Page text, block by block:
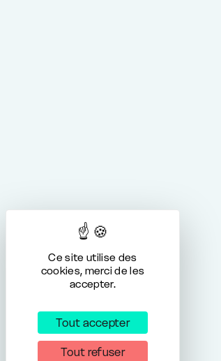
Ce site utilise des
cookies, merci de les
accepter.
Tout accepter
Tout refuser